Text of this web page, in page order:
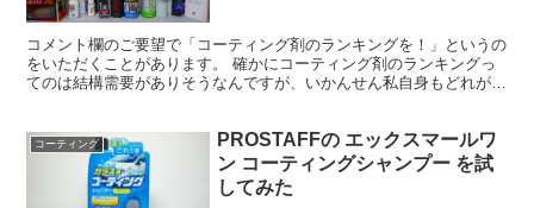
コメント欄のご要望で「コーティング剤のランキングを！」というの
をいただくことがあります。 確かにコーティング剤のランキングっ
てのは結構需要がありそうなんですが、いかんせん私自身もどれが１
コーティング
PROSTAFFの エックスマールワ
ン コーティングシャンプー を試
してみた